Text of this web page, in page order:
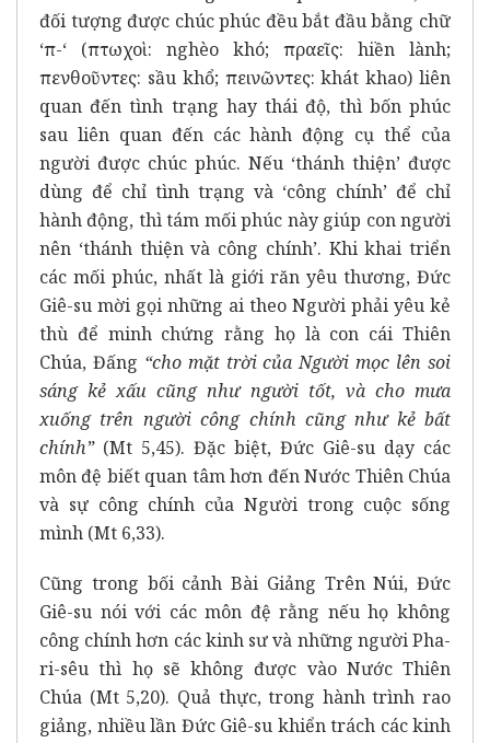
đối tượng được chúc phúc đều bắt đầu bằng chữ
‘π-‘ (πτωχοὶ: nghèo khó; πραεῖς: hiền lành;
πενθοῦντες: sầu khổ; πεινῶντες: khát khao) liên
quan đến tình trạng hay thái độ, thì bốn phúc
sau liên quan đến các hành động cụ thể của
người được chúc phúc. Nếu ‘thánh thiện’ được
dùng để chỉ tình trạng và ‘công chính’ để chỉ
hành động, thì tám mối phúc này giúp con người
nên ‘thánh thiện và công chính’. Khi khai triển
các mối phúc, nhất là giới răn yêu thương, Đức
Giê-su mời gọi những ai theo Người phải yêu kẻ
thù để minh chứng rằng họ là con cái Thiên
Chúa, Đấng “cho mặt trời của Người mọc lên soi
sáng kẻ xấu cũng như người tốt, và cho mưa
xuống trên người công chính cũng như kẻ bất
chính”(Mt 5,45). Đặc biệt, Đức Giê-su dạy các
môn đệ biết quan tâm hơn đến Nước Thiên Chúa
và sự công chính của Người trong cuộc sống
mình (Mt 6,33).
Cũng trong bối cảnh Bài Giảng Trên Núi, Đức
Giê-su nói với các môn đệ rằng nếu họ không
công chính hơn các kinh sư và những người Pha-
ri-sêu thì họ sẽ không được vào Nước Thiên
Chúa (Mt 5,20). Quả thực, trong hành trình rao
giảng, nhiều lần Đức Giê-su khiển trách các kinh